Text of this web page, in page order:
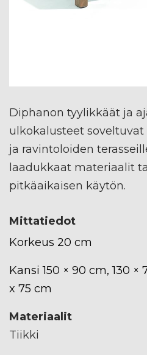
Diphanon tyylikkäät ja
ulkokalusteet
ja ravintoloiden
laadukkaat materiaalit
pitkäaikaisen käytön.
Mittatiedot
Korkeus 20 cm
Kansi 150 × 90 cm, 130 ×
x 75 cm
Materiaalit
Tiikki